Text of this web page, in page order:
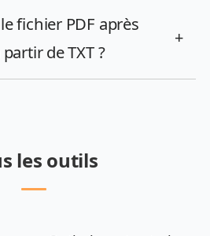
fichier PDF après
de TXT ?
+
les outils